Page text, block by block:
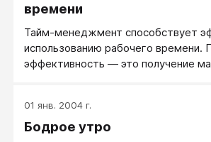
времени
Тайм-менеджмент способствует
использованию рабочего времени.
эффективность — это получение
зависит от того, какая конкретная
поставлена руководством. Кроме
01 янв. 2004 г.
Бодрое утро